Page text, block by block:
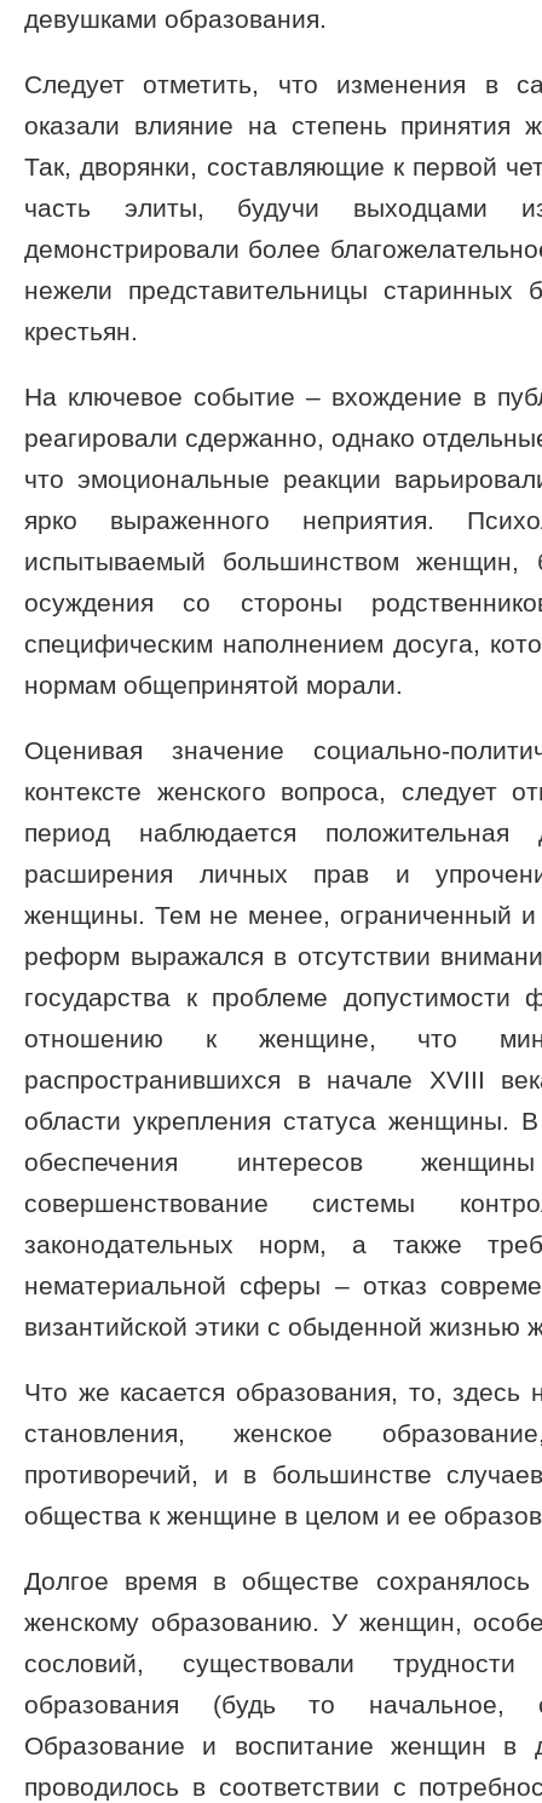
девушками образования.
Следует отметить, что изменения в
оказали влияние на степень принятия
Так, дворянки, составляющие к первой
часть элиты, будучи выходцами
демонстрировали более
нежели представительницы
крестьян.
На ключевое событие – вхождение в
реагировали сдержанно, однако
что эмоциональные реакции
ярко выраженного неприятия.
испытываемый большинством женщин,
осуждения со стороны
специфическим наполнением досуга,
нормам общепринятой морали.
Оценивая значение социально-
контексте женского вопроса, следует
период наблюдается
расширения личных прав и
женщины. Тем не менее, ограниченный и
реформ выражался в отсутствии
государства к проблеме допустимости
отношению к женщине, что
распространившихся в начале XVIII
области укрепления статуса женщины.
обеспечения интересов
совершенствование системы
законодательных норм, а также
нематериальной сферы – отказ
византийской этики с обыденной жизнью
Что же касается образования, то, здесь
становления, женское
противоречий, и в большинстве
общества к женщине в целом и ее
Долгое время в обществе
женскому образованию. У женщин,
сословий, существовали
образования (будь то
Образование и воспитание женщин в
проводилось в соответствии с